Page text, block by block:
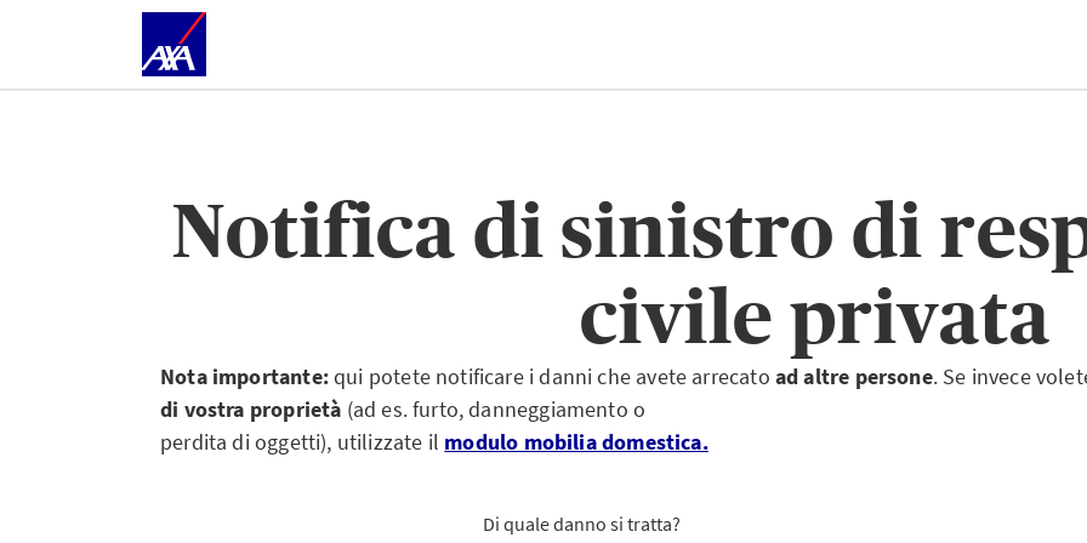
Notifica di sinistro di
civile privata
Nota importante:qui potete notificare i danni che avete arrecato ad altre persone. Se invece
di vostra proprietà (ad es. furto, danneggiamento o
perdita di oggetti), utilizzate il modulo mobilia domestica.
Di quale danno si tratta?